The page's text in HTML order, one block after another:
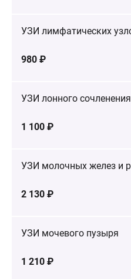
УЗИ лимфатических
980 ₽
УЗИ лонного сочленения
1 100 ₽
УЗИ молочных желез и
2 130 ₽
УЗИ мочевого пузыря
1 210 ₽